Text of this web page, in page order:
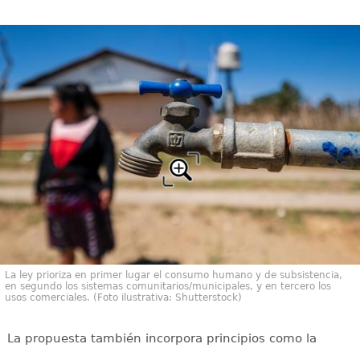
La ley prioriza en primer lugar el consumo humano y de subsistencia,
en segundo los sistemas comunitarios/municipales, y en tercero los
usos comerciales. (Foto ilustrativa: Shutterstock)
La propuesta también incorpora principios como la